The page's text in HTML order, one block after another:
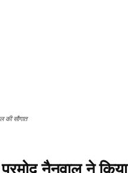
की सौगात